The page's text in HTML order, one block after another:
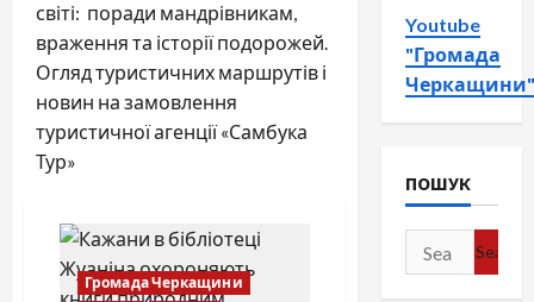
світі: поради мандрівникам,
враження та історії подорожей.
Огляд туристичних маршрутів і
новин на замовлення
туристичної агенції «Самбука
Тур»
Громада Черкащини
Youtube
"Громада
Черкащини"
ПОШУК
Search
for: